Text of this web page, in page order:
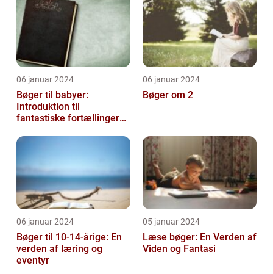
06 januar 2024
Bøger til babyer:
Introduktion til
fantastiske fortællinger
06 januar 2024
Bøger om 2
06 januar 2024
Bøger til 10-14-årige: En
verden af læring og
eventyr
05 januar 2024
Læse bøger: En Verden af
Viden og Fantasi